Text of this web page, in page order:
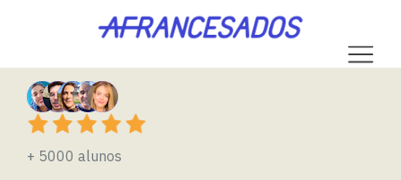
+ 5000 alunos